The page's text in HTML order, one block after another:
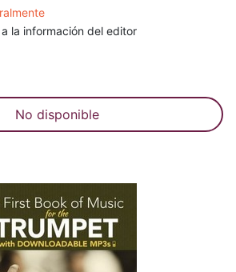
la información del editor
No disponible